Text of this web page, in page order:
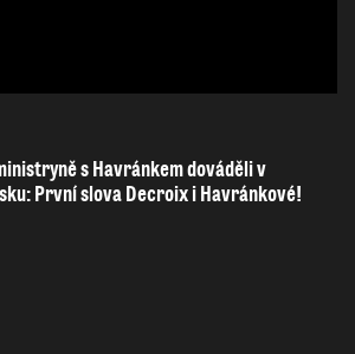
s Havránkem dováděli v
První slova Decroix i Havránkové!